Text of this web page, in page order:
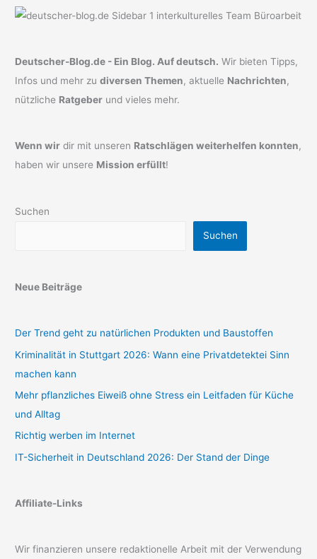
Deutscher-Blog.de - Ein Blog. Auf deutsch. Wir bieten Tipps,
Infos und mehr zudiversen Themen, aktuelle Nachrichten,
nützliche Ratgeber und vieles mehr.
Wenn wir dir mit unseren Ratschlägen weiterhelfen konnten,
haben wir unsere Mission erfüllt!
Suchen
Suchen
Neue Beiträge
Der Trend geht zu natürlichen Produkten und Baustoffen
Kriminalität in Stuttgart 2026: Wann eine Privatdetektei Sinn
machen kann
Mehr pflanzliches Eiweiß ohne Stress ein Leitfaden für Küche
und Alltag
Richtig werben im Internet
IT-Sicherheit in Deutschland 2026: Der Stand der Dinge
Affiliate-Links
Wir finanzieren unsere redaktionelle Arbeit mit der Verwendung